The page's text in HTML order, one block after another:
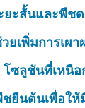
ยะสั้นและพืช
เพิ่มการเผ
ซลูชันที่เหนื
นต้นเพื่อให้